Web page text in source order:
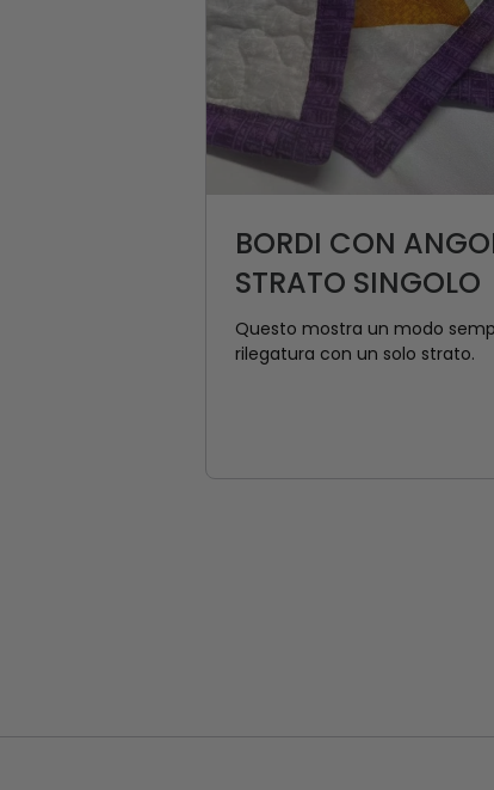
BORDI CON
STRATO SINGOLO
Questo mostra un modo
rilegatura con un solo strato.